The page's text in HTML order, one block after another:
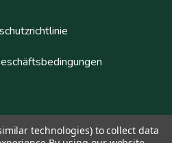
technologies) to collect data